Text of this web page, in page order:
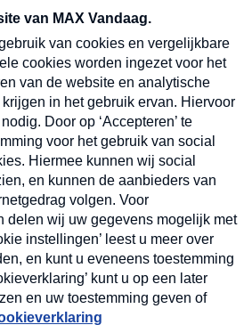
en dinsdagochtend in
Verzend
abonnement op onze
en dinsdagochtend in uw